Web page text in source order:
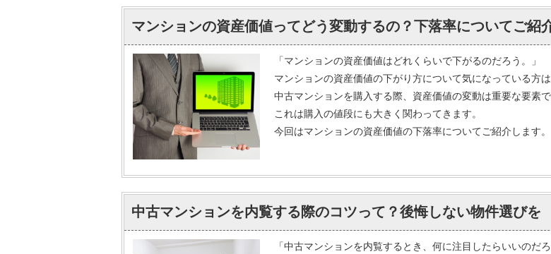
マンションの資産価値ってどう変動するの？下落率についてご紹
「マンションの資産価値はどれくらいで下がるのだろう。」
マンションの資産価値の下がり方について気になっている方
中古マンションを購入する際、資産価値の変動は重要な要素で
これは購入の値段にも大きく関わってきます。
今回はマンションの資産価値の下落率についてご紹介します。
中古マンションを内覧する際のコツって？後悔しない物件選びを
「中古マンションを内覧するとき、何に注目したらいいのだろ